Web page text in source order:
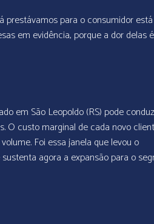
prestávamos para o consumidor
em evidência, porque a dor delas
em São Leopoldo (RS) pode
O custo marginal de cada novo
Foi essa janela que levou o
agora a expansão para o